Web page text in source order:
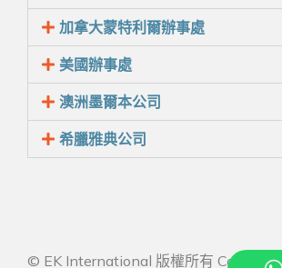
加拿大蒙特利爾辦事處
美國辦事處
澳洲墨爾本公司
希臘雅典公司
© EK International 版權所有